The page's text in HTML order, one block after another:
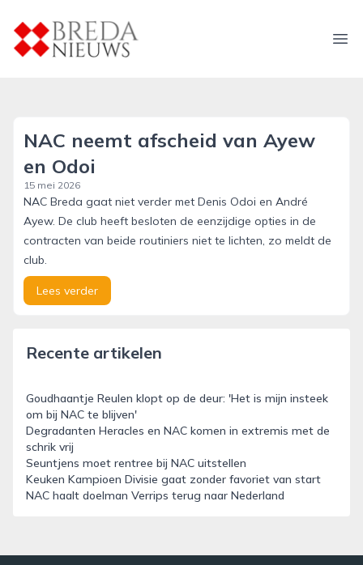
breda-nieuws.nl
NAC neemt afscheid van Ayew
en Odoi
15 mei 2026
NAC Breda gaat niet verder met Denis Odoi en André
Ayew. De club heeft besloten de eenzijdige opties in de
contracten van beide routiniers niet te lichten, zo meldt de
club.
Lees verder
Recente artikelen
Goudhaantje Reulen klopt op de deur: 'Het is mijn insteek
om bij NAC te blijven'
Degradanten Heracles en NAC komen in extremis met de
schrik vrij
Seuntjens moet rentree bij NAC uitstellen
Keuken Kampioen Divisie gaat zonder favoriet van start
NAC haalt doelman Verrips terug naar Nederland